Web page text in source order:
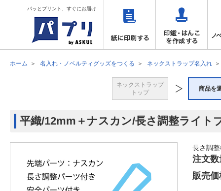
パッとプリント、すぐにお届け
ホーム 名入れ・ノベルティグッズをつくる ネックストラップ名入れ
ネックストラップ
トップ
商品を
平織/12mm＋ナスカン/長さ調整ライト
長さ調
注文数
販売価